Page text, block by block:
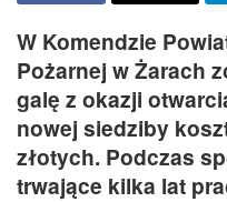
W Komendzie
Pożarnej w Żarach
galę z okazji
nowej siedziby
złotych. Podczas
trwające kilka lat